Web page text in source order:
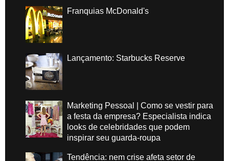
Franquias McDonald's
Lançamento: Starbucks Reserve
Marketing Pessoal | Como se vestir para
a festa da empresa? Especialista indica
looks de celebridades que podem
inspirar seu guarda-roupa
Tendência: nem crise afeta setor de